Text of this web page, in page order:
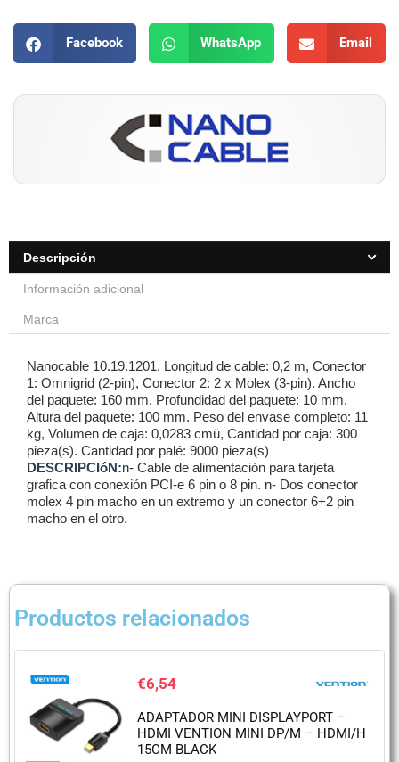
Facebook WhatsApp Email
Descripción
Información adicional
Marca
Nanocable 10.19.1201. Longitud de cable: 0,2 m, Conector
1: Omnigrid (2-pin), Conector 2: 2 x Molex (3-pin). Ancho
del paquete: 160 mm, Profundidad del paquete: 10 mm,
Altura del paquete: 100 mm. Peso del envase completo: 11
kg, Volumen de caja: 0,0283 cmü, Cantidad por caja: 300
pieza(s). Cantidad por palé: 9000 pieza(s)
DESCRIPCIóN:n- Cable de alimentación para tarjeta
grafica con conexión PCI-e 6 pin o 8 pin. n- Dos conector
molex 4 pin macho en un extremo y un conector 6+2 pin
macho en el otro.
Productos relacionados
€6,54
ADAPTADOR MINI DISPLAYPORT –
HDMI VENTION MINI DP/M – HDMI/H
15CM BLACK